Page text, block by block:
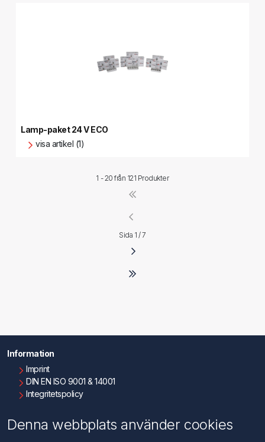
Lamp-paket 24 V ECO
visa artikel (1)
1 - 20 från 121 Produkter
Sida 1 / 7
Information
Imprint
DIN EN ISO 9001 & 14001
Integritetspolicy
Kontakta oss
Denna webbplats använder cookies